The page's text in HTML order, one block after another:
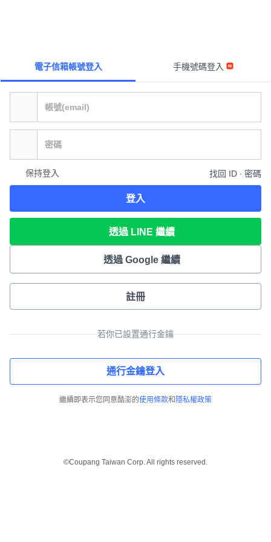
電子信箱帳號登入 手機號碼登入
保持登入 找回 ID ∙ 密碼
登入
透過 LINE 繼續
透過 Google 繼續
註冊
若你已設置通行金鑰
通行金鑰登入
繼續即表示您同意酷澎的使用條款和 隱私權政策
©Coupang Taiwan Corp. All rights reserved.